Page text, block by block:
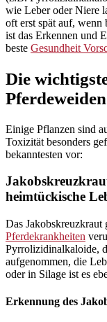
wie Leber oder Niere
oft erst spät auf, wenn
ist das Erkennen und
beste Gesundheit
Die
Einige Pflanzen sind
Toxizität besonders
bekanntesten vor:
heimtückische
Das Jakobskreuzkraut
Pferdekrankheiten
Pyrrolizidinalkaloide,
aufgenommen, die
oder in Silage ist es
Erkennung des